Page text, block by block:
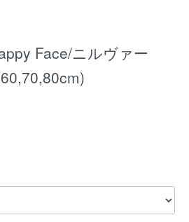
Face/ニルヴァー